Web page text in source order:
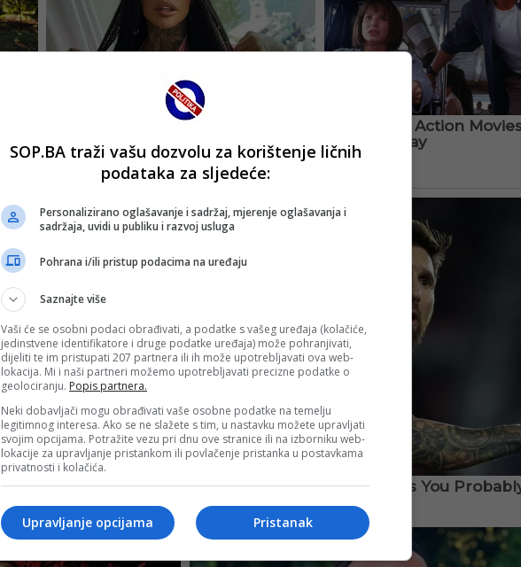
SOP.BA traži vašu dozvolu za korištenje ličnih
podataka za sljedeće:
Personalizirano oglašavanje i sadržaj, mjerenje oglašavanja i
sadržaja, uvidi u publiku i razvoj usluga
Pohrana i/ili pristup podacima na uređaju
Saznajte više
Vaši će se osobni podaci obrađivati, a podatke s vašeg uređaja (kolačiće,
jedinstvene identifikatore i druge podatke uređaja) može pohranjivati,
dijeliti te im pristupati 207 partnera ili ih može upotrebljavati ova web-
lokacija. Mi i naši partneri možemo upotrebljavati precizne podatke o
geolociranju. Popis partnera.
Neki dobavljači mogu obrađivati vaše osobne podatke na temelju
legitimnog interesa. Ako se ne slažete s tim, u nastavku možete upravljati
svojim opcijama. Potražite vezu pri dnu ove stranice ili na izborniku web-
lokacije za upravljanje pristankom ili povlačenje pristanka u postavkama
privatnosti i kolačića.
Pristanak
Upravljanje opcijama